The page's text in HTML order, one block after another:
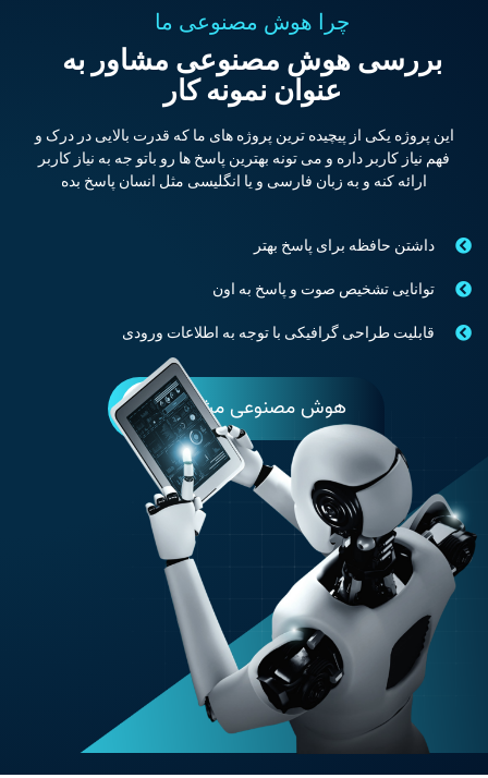
چرا هوش مصنوعی ما
بررسی هوش مصنوعی مشاور به
عنوان نمونه کار
این پروژه یکی از پیچیده ترین پروژه های ما که قدرت بالایی در درک و
فهم نیاز کاربر داره و می تونه بهترین پاسخ ها رو باتو جه به نیاز کاربر
ارائه کنه و به زبان فارسی و یا انگلیسی مثل انسان پاسخ بده
داشتن حافظه برای پاسخ بهتر
توانایی تشخیص صوت و پاسخ به اون
قابلیت طراحی گرافیکی با توجه به اطلاعات ورودی
هوش مصنوعی مشاور